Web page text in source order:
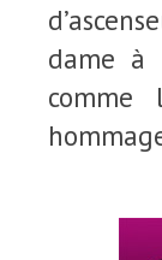
dame à
comme